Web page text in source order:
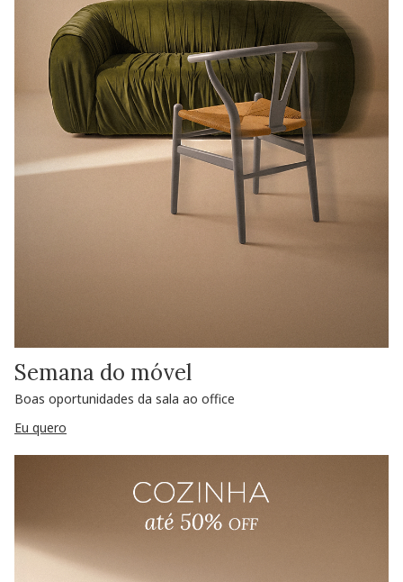
Semana do móvel
Boas oportunidades da sala ao office
Eu quero